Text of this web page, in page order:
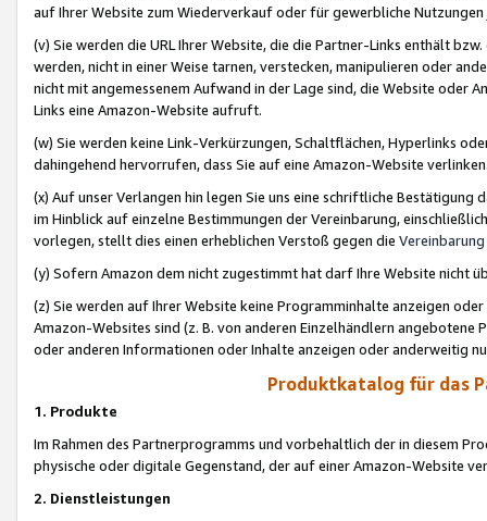
auf Ihrer Website zum Wiederverkauf oder für gewerbliche
(v) Sie werden die URL Ihrer Website, die die Partner-Links enthält
werden, nicht in einer Weise tarnen, verstecken, manipulieren oder
nicht mit angemessenem Aufwand in der Lage sind, die Website oder
Links eine Amazon-Website aufruft.
(w) Sie werden keine Link-Verkürzungen, Schaltflächen, Hyperlinks
dahingehend hervorrufen, dass Sie auf eine Amazon-Website
(x) Auf unser Verlangen hin legen Sie uns eine schriftliche
im Hinblick auf einzelne Bestimmungen der Vereinbarung,
vorlegen, stellt dies einen erheblichen Verstoß gegen die Vereinbarung
(y) Sofern Amazon dem nicht zugestimmt hat darf Ihre Website nicht
(z) Sie werden auf Ihrer Website keine Programminhalte anzeigen
Amazon-Websites sind (z. B. von anderen Einzelhändlern
oder anderen Informationen oder Inhalte anzeigen oder anderweitig
Produktkatalog für das
1. Produkte
Im Rahmen des Partnerprogramms und vorbehaltlich der in diesem
physische oder digitale Gegenstand, der auf einer Amazon-Website
2. Dienstleistungen